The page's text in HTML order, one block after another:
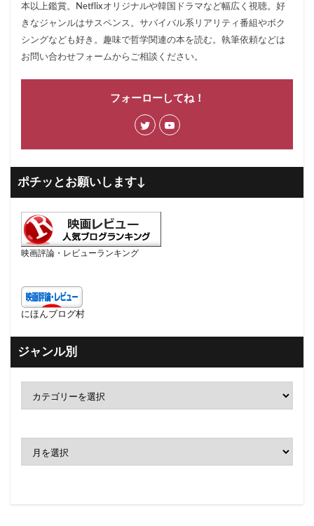
本以上鑑賞。Netflixオリジナルや韓国ドラマなど幅広く視聴。好
きなジャンルはサスペンス。サバイバル系リアリティ番組やボク
シングなども好き。趣味で哲学関連の本を読む。執筆依頼などは
お問い合わせフォームからご相談ください。
フォーローしてね！
ポチッとお願いします↓
映画評論・レビューランキング
にほんブログ村
ジャンル別